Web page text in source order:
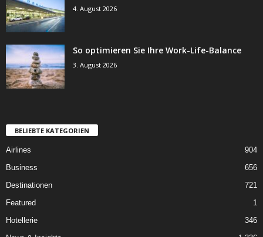
4. August 2026
So optimieren Sie Ihre Work-Life-Balance
3. August 2026
BELIEBTE KATEGORIEN
Airlines
904
Business
656
Destinationen
721
Featured
1
Hotellerie
346